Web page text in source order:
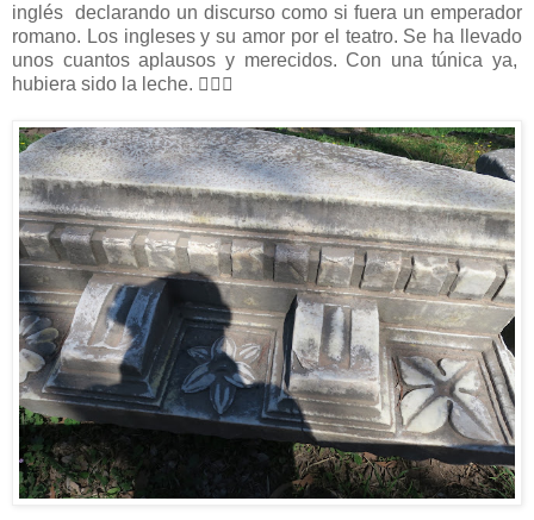
inglés declarando un discurso como si fuera un emperador
romano. Los ingleses y su amor por el teatro. Se ha llevado
unos cuantos aplausos y merecidos. Con una túnica ya,
hubiera sido la leche. 